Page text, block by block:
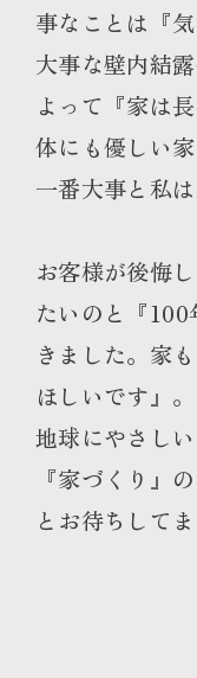
事なことは『
大事な壁内結
よって『家は
体にも優しい
一番大事と私は
お客様が後悔
たいのと『100
きました。家
ほしいです』。
地球にやさし
『家づくり』
とお待ちしてま